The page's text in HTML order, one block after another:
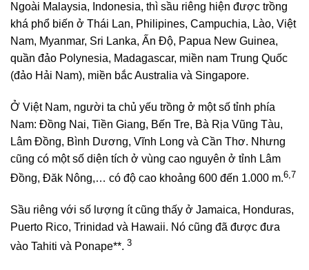
Ngoài Malaysia, Indonesia, thì sầu riêng hiện được trồng
khá phổ biến ở Thái Lan, Philipines, Campuchia, Lào, Việt
Nam, Myanmar, Sri Lanka, Ấn Độ, Papua New Guinea,
quần đảo Polynesia, Madagascar, miền nam Trung Quốc
(đảo Hải Nam), miền bắc Australia và Singapore.
Ở Việt Nam, người ta chủ yếu trồng ở một số tỉnh phía
Nam: Đồng Nai, Tiền Giang, Bến Tre, Bà Rịa Vũng Tàu,
Lâm Đồng, Bình Dương, Vĩnh Long và Cần Thơ. Nhưng
cũng có một số diện tích ở vùng cao nguyên ở tỉnh Lâm
Đồng, Đăk Nông,… có độ cao khoảng 600 đến 1.000 m.6,7
Sầu riêng với số lượng ít cũng thấy ở Jamaica, Honduras,
Puerto Rico, Trinidad và Hawaii. Nó cũng đã được đưa
vào Tahiti và Ponape**. 3